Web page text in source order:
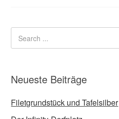
Neueste Beiträge
Filetgrundstück und Tafelsilber